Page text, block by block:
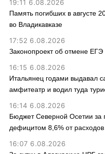
19:11 6.08.2026
Память погибших в августе
во Владикавказе
17:52 6.08.2026
Законопроект об отмене ЕГЭ
16:15 6.08.2026
Итальянец годами выдавал
амфитеатр и водил туда
16:14 6.08.2026
Бюджет Северной Осетии за
дефицитом 8,6% от расходов
16:07 6.08.2026